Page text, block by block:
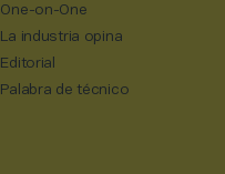
One-on-One
La industria opina
Editorial
Palabra de técnico